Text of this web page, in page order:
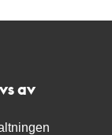
av